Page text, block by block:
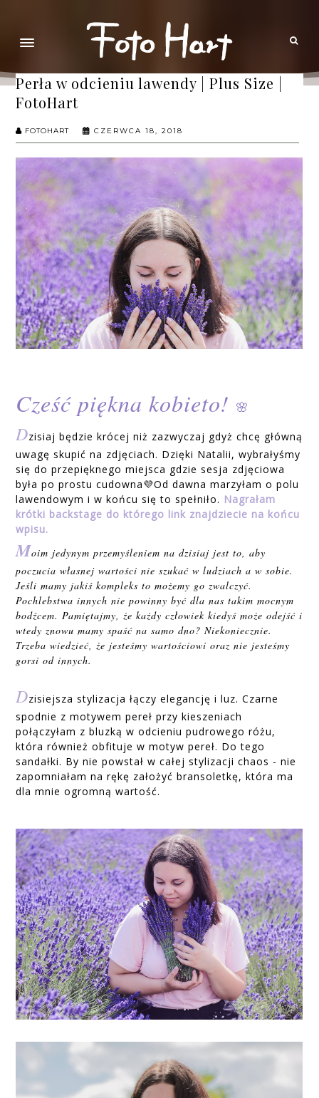
Perła w odcieniu lawendy | Plus Size |
FotoHart
FOTOHART CZERWCA 18, 2018
Cześć piękna kobieto! 🌸
Dzisiaj będzie krócej niż zazwyczaj gdyż chcę główną
uwagę skupić na zdjęciach. Dzięki Natalii, wybrałyśmy
się do przepięknego miejsca gdzie sesja zdjęciowa
była po prostu cudowna💜Od dawna marzyłam o polu
lawendowym i w końcu się to spełniło. Nagrałam
krótki backstage do którego link znajdziecie na końcu
wpisu.
Moim jedynym przemyśleniem na dzisiaj jest to, aby
poczucia własnej wartości nie szukać w ludziach a w sobie.
Jeśli mamy jakiś kompleks to możemy go zwalczyć.
Pochlebstwa innych nie powinny być dla nas takim mocnym
bodźcem. Pamiętajmy, że każdy człowiek kiedyś może odejść i
wtedy znowu mamy spaść na samo dno? Niekoniecznie.
Trzeba wiedzieć, że jesteśmy wartościowi oraz nie jesteśmy
gorsi od innych.
Dzisiejsza stylizacja łączy elegancję i luz. Czarne
spodnie z motywem pereł przy kieszeniach
połączyłam z bluzką w odcieniu pudrowego różu,
która również obfituje w motyw pereł. Do tego
sandałki. By nie powstał w całej stylizacji chaos - nie
zapomniałam na rękę założyć bransoletkę, która ma
dla mnie ogromną wartość.